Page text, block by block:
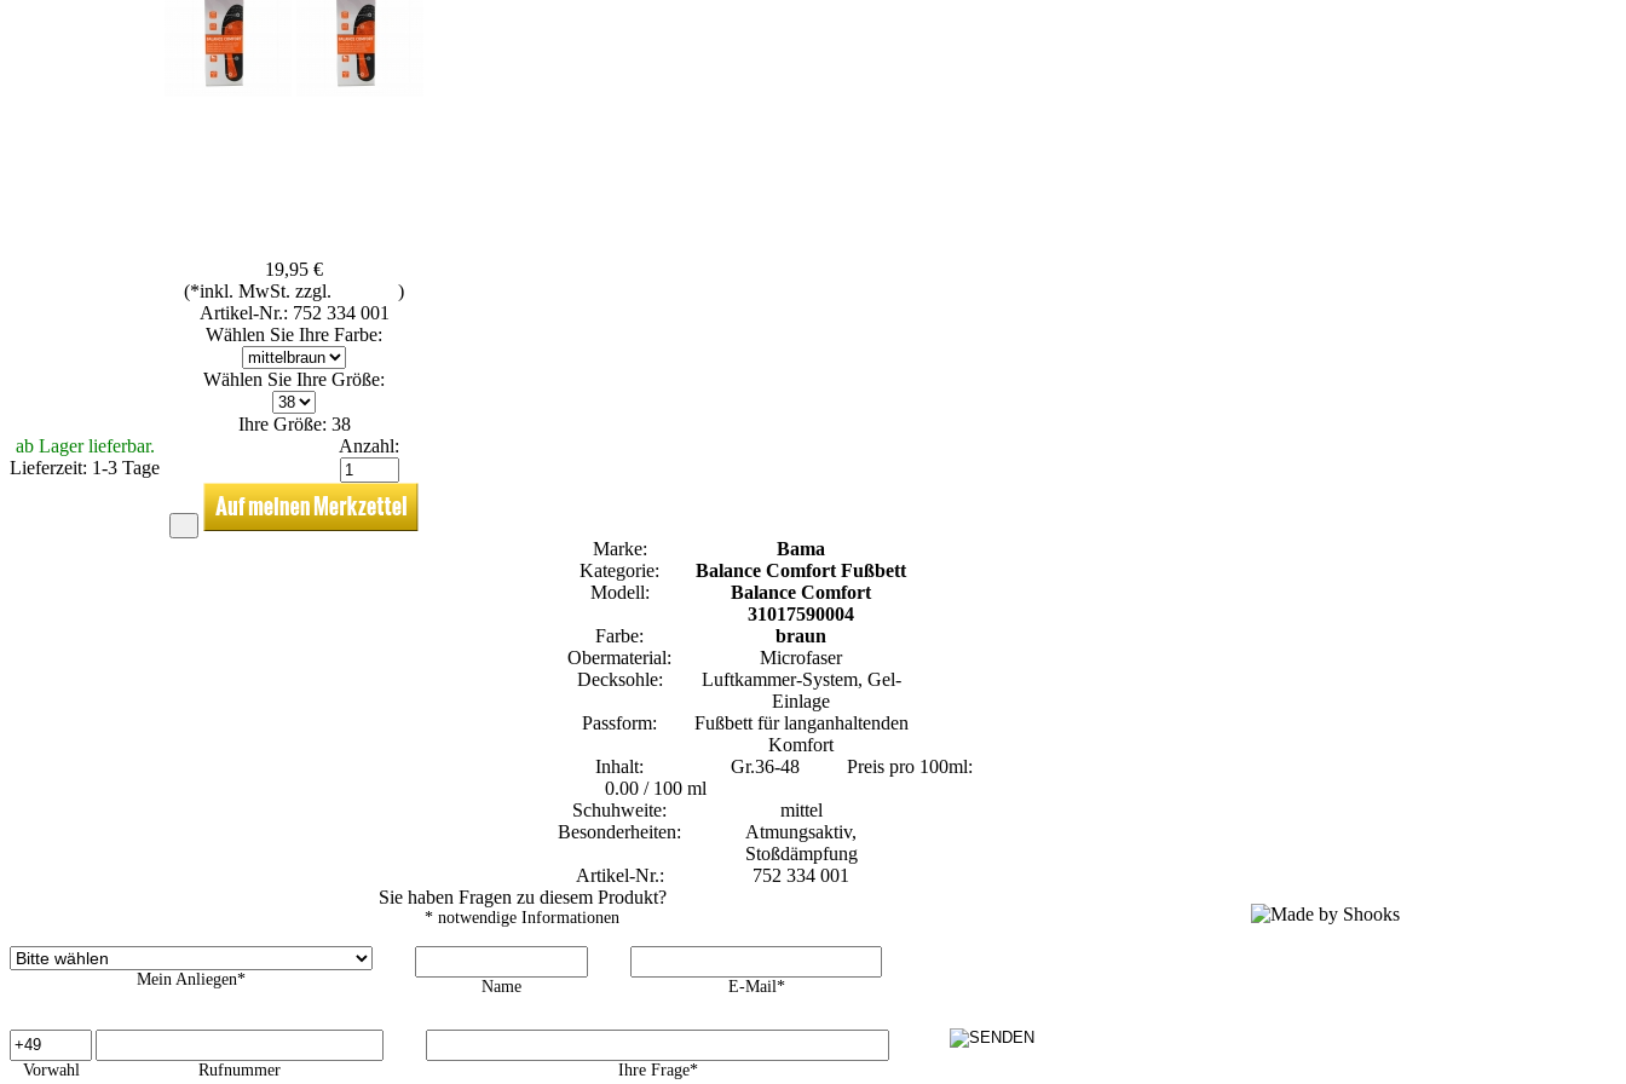
19,95 €
(*inkl. MwSt. zzgl.
)
Artikel-Nr.: 752 334 001
Wählen Sie Ihre Farbe:
Wählen Sie Ihre Größe:
Ihre Größe: 38
ab Lager lieferbar.
Lieferzeit: 1-3 Tage
Anzahl:
Marke:
Bama
Kategorie:
Balance Comfort Fußbett
Modell:
Balance Comfort
31017590004
Farbe:
braun
Obermaterial:
Microfaser
Decksohle:
Luftkammer-System, Gel-
Einlage
Passform:
Fußbett für langanhaltenden
Komfort
Inhalt:
Gr.36-48
Preis pro 100ml:
0.00 / 100 ml
Schuhweite:
mittel
Besonderheiten:
Atmungsaktiv,
Stoßdämpfung
Artikel-Nr.:
752 334 001
Sie haben Fragen zu diesem Produkt?
* notwendige Informationen
Mein Anliegen* Name E-Mail*
Vorwahl Rufnummer Ihre Frage*